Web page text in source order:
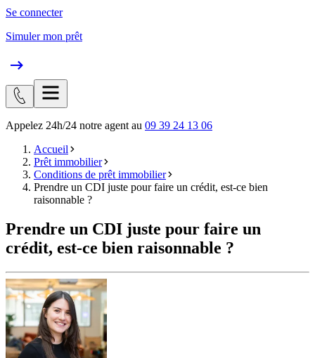
Se connecter
Simuler mon prêt
Appelez 24h/24 notre agent au 09 39 24 13 06
Accueil
Prêt immobilier
Conditions de prêt immobilier
Prendre un CDI juste pour faire un crédit, est-ce bien
raisonnable ?
Prendre un CDI juste pour faire un
crédit, est-ce bien raisonnable ?